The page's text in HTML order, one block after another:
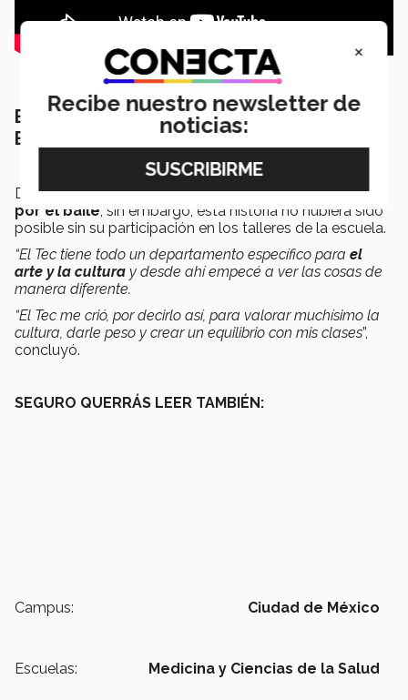
EL TEC, LA BASE EN SU CAMINO COMO
BAILARINA
Daniela ha llegado lejos gracias a sudisciplina y amor
por el baile, sin embargo, esta historia no hubiera sido
posible sin su participación en los talleres de la escuela.
“El Tec tiene todo un departamento específico para el
arte y la cultura y desde ahí empecé a ver las cosas de
manera diferente.
“El Tec me crió, por decirlo así, para valorar muchísimo la
cultura, darle peso y crear un equilibrio con mis clases”,
concluyó.
SEGURO QUERRÁS LEER TAMBIÉN:
Campus: Ciudad de México
Escuelas: Medicina y Ciencias de la Salud
×
Recibe nuestro newsletter de
noticias: